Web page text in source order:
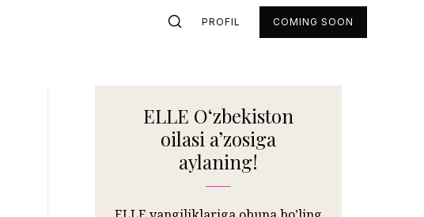
PROFIL COMING SOON
ELLE Oʻzbekiston
oilasi aʼzosiga
aylaning!